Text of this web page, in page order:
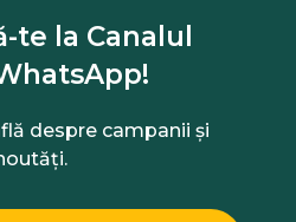
te la Canalul
despre campanii și